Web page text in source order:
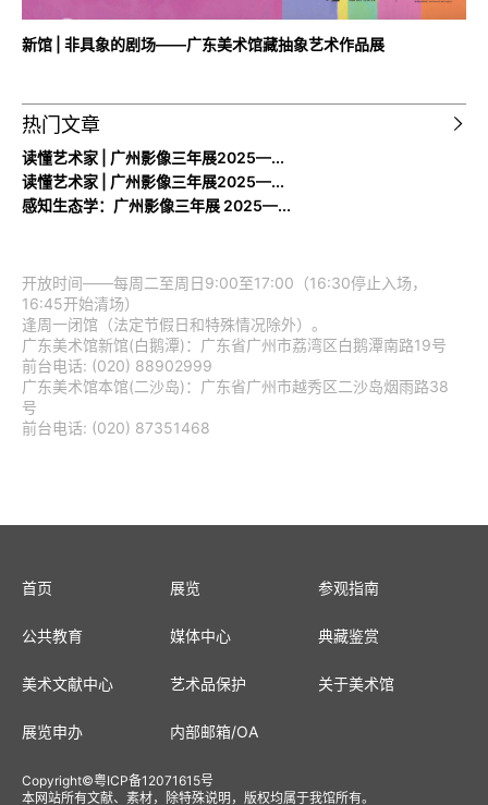
新馆 | 非具象的剧场——广东美术馆藏抽象艺术作品展
热门文章
读懂艺术家 | 广州影像三年展2025—...
读懂艺术家 | 广州影像三年展2025—...
感知生态学：广州影像三年展 2025—...
开放时间——每周二至周日9:00至17:00（16:30停止入场，
16:45开始清场）
逢周一闭馆（法定节假日和特殊情况除外）。
广东美术馆新馆(白鹅潭)：广东省广州市荔湾区白鹅潭南路19号
前台电话: (020) 88902999
广东美术馆本馆(二沙岛)：广东省广州市越秀区二沙岛烟雨路38
号
前台电话: (020) 87351468
首页 展览 参观指南
公共教育 媒体中心 典藏鉴赏
美术文献中心 艺术品保护 关于美术馆
展览申办 内部邮箱/OA
Copyright©粤ICP备12071615号
本网站所有文献、素材，除特殊说明，版权均属于我馆所有。